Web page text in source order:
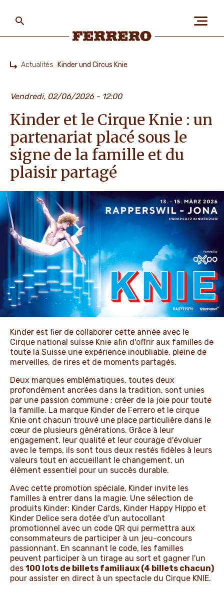
PLANÈTE ET POPULATIONS
NOS MARQUES
TRAVAILLER CHEZ FERRERO
ACTUALITÉS ET NOUVELLES
main
content
Actualités Kinder und Circus Knie
Vendredi, 02/06/2026 - 12:00
Kinder et le Cirque Knie : un
partenariat placé sous le
signe de la famille et du
plaisir partagé
Kinder est fier de collaborer cette année avec le
Cirque national suisse Knie afin d'offrir aux familles de
toute la Suisse une expérience inoubliable, pleine de
merveilles, de rires et de moments partagés.
Deux marques emblématiques, toutes deux
profondément ancrées dans la tradition, sont unies
par une passion commune : créer de la joie pour toute
la famille. La marque Kinder de Ferrero et le cirque
Knie ont chacun trouvé une place particulière dans le
cœur de plusieurs générations. Grâce à leur
engagement, leur qualité et leur courage d'évoluer
avec le temps, ils sont tous deux restés fidèles à leurs
valeurs tout en accueillant le changement, un
élément essentiel pour un succès durable.
Avec cette promotion spéciale, Kinder invite les
familles à entrer dans la magie. Une sélection de
produits Kinder: Kinder Cards, Kinder Happy Hippo et
Kinder Delice sera dotée d'un autocollant
promotionnel avec un code QR qui permettra aux
consommateurs de participer à un jeu-concours
passionnant. En scannant le code, les familles
peuvent participer à un tirage au sort et gagner l'un
des 100 lots de billets familiaux (4 billets chacun)
pour assister en direct à un spectacle du Cirque KNIE.